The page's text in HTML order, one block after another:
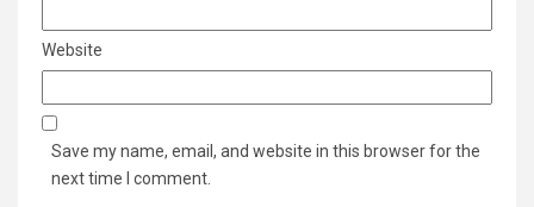
Website
Save my name, email, and website in this browser for the
next time I comment.